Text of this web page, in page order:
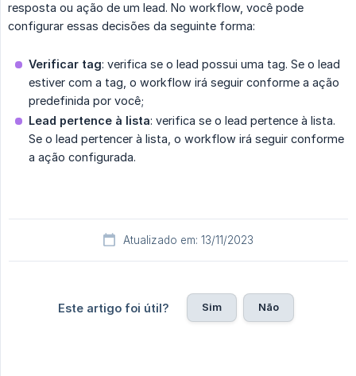
resposta ou ação de um lead. No workflow, você pode
configurar essas decisões da seguinte forma:
Verificar tag: verifica se o lead possui uma tag. Se o lead
estiver com a tag, o workflow irá seguir conforme a ação
predefinida por você;
Lead pertence à lista: verifica se o lead pertence à lista.
Se o lead pertencer à lista, o workflow irá seguir conforme
a ação configurada.
Atualizado em: 13/11/2023
Este artigo foi útil? Sim Não